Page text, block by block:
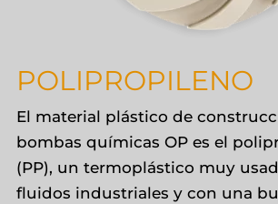
POLIPROPILENO
El material plástico de
bombas químicas OP es el
(PP), un termoplástico muy
fluidos industriales y con una